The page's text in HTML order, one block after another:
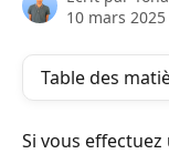
10 mars 2025
Table des
Si vous